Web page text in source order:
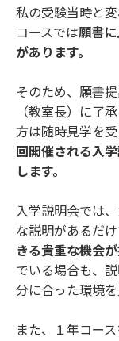
私の受験当時と
コースでは願書
があります。
そのため、願書
（教室長）に了
方は随時見学を
回開催される入
します。
入学説明会では
な説明があるだけ
きる貴重な機会が
でいる場合も、
分に合った環境
また、１年コー